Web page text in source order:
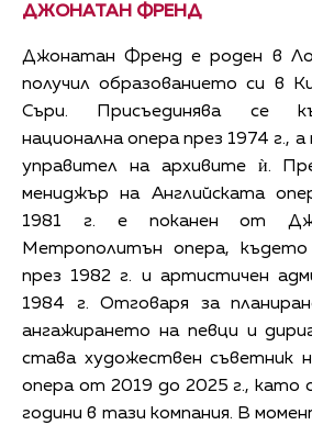
ДЖОНАТАН ФРЕНД
Джонатан Френд е роден в
получил образованието си в
Съри. Присъединява се
национална опера през 1974 г.,
управител на архивите ѝ.
мениджър на Английската
1981 г. е поканен от
Метрополитън опера,
през 1982 г. и артистичен
1984 г. Отговаря за
ангажирането на певци и
става художествен съветник
опера от 2019 до 2025 г., като
години в тази компания. В